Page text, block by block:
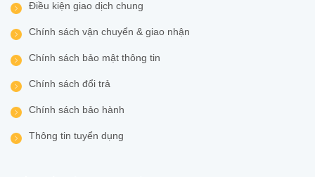
Điều kiện giao dịch chung
Chính sách vận chuyển & giao nhận
Chính sách bảo mật thông tin
Chính sách đổi trả
Chính sách bảo hành
Thông tin tuyển dụng